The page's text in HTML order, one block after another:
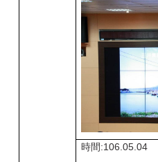
時間:106.05.04